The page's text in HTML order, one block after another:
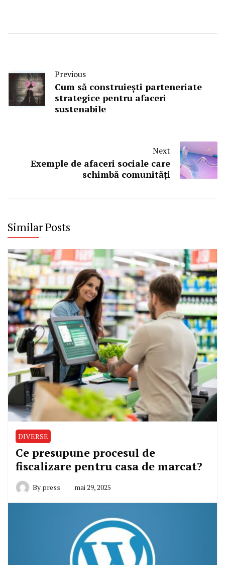
Previous
Cum să construiești parteneriate
strategice pentru afaceri
sustenabile
Next
Exemple de afaceri sociale care
schimbă comunități
Similar Posts
DIVERSE
Ce presupune procesul de
fiscalizare pentru casa de marcat?
By press mai 29, 2025